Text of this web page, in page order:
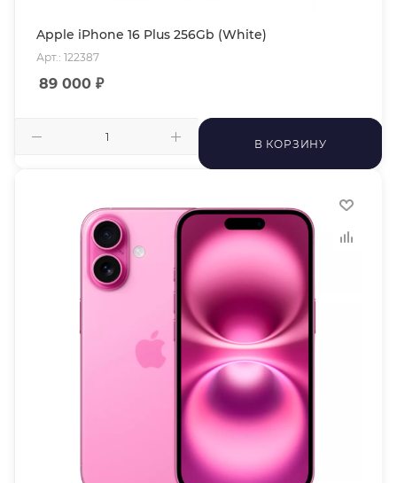
Apple iPhone 16 Plus 256Gb (White)
Арт.: 122387
89 000 ₽
В КОРЗИНУ